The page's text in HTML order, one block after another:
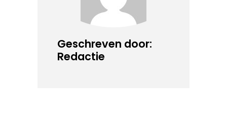
Geschreven door:
Redactie